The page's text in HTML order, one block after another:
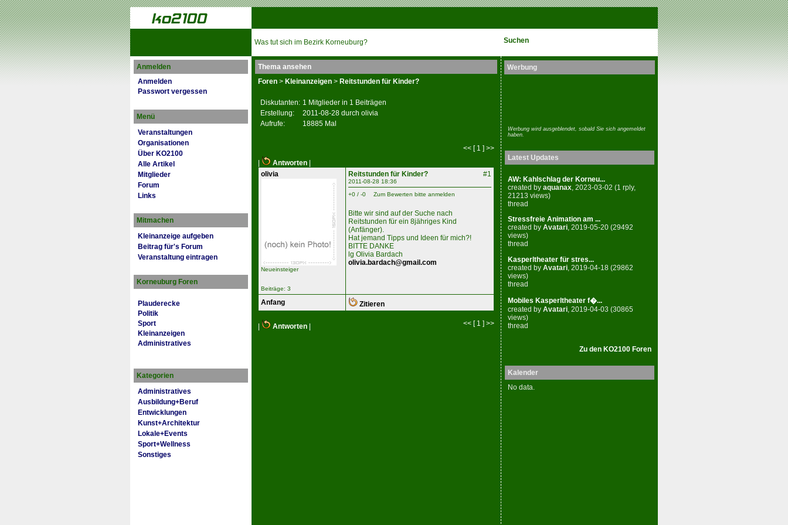
Was tut sich im Bezirk Korneuburg? Suchen
Anmelden
Anmelden
Passwort vergessen
Menü
Veranstaltungen
Organisationen
Über KO2100
Alle Artikel
Mitglieder
Forum
Links
Mitmachen
Kleinanzeige aufgeben
Beitrag für's Forum
Veranstaltung eintragen
Korneuburg Foren
Plauderecke
Politik
Sport
Kleinanzeigen
Administratives
Kategorien
Administratives
Ausbildung+Beruf
Entwicklungen
Kunst+Architektur
Lokale+Events
Sport+Wellness
Sonstiges
Thema ansehen
Foren > Kleinanzeigen > Reitstunden für Kinder?
Diskutanten: 1 Mitglieder in 1 Beiträgen
Erstellung:
2011-08-28 durch olivia
Aufrufe:
18885 Mal
<< [ 1 ] >>
Antworten
olivia
Neueinsteiger
Beiträge: 3
#1
Reitstunden für Kinder?
2011-08-28 18:36
+0 / -0
Zum Bewerten bitte anmelden
Bitte wir sind auf der Suche nach
Reitstunden für ein 8jähriges Kind
(Anfänger).
Hat jemand Tipps und Ideen für mich?!
BITTE DANKE
lg Olivia Bardach
olivia.bardach@gmail.com
Anfang Zitieren
<< [ 1 ] >>
Antworten
Werbung
Werbung wird ausgeblendet, sobald Sie sich angemeldet
haben.
Latest Updates
AW: Kahlschlag der Korneu...
created by aquanax, 2023-03-02 (1 rply,
21213 views)
thread
Stressfreie Animation am ...
created by Avatari, 2019-05-20 (29492
views)
thread
Kasperltheater für stres...
created by Avatari , 2019-04-18 (29862
views)
thread
Mobiles Kasperltheater f�...
created by Avatari , 2019-04-03 (30865
views)
thread
Zu den KO2100 Foren
Kalender
No data.